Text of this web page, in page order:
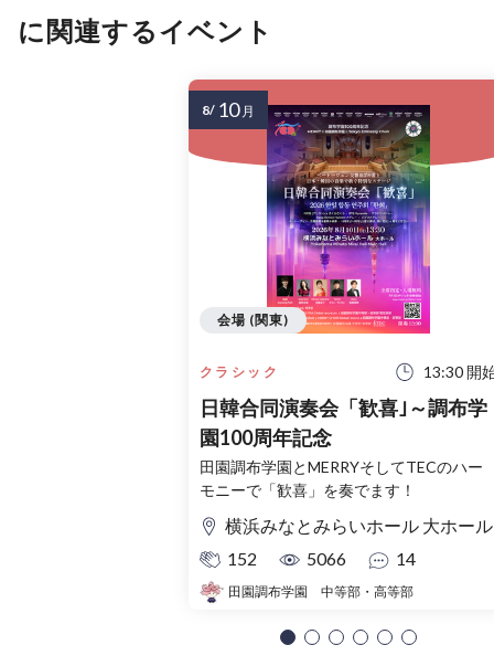
に関連するイベント
クラシック 13:30 開
日韓合同演奏会「歓喜｣～調布学
園100周年記念
田園調布学園とMERRYそしてTECのハー
モニーで「歓喜」を奏でます！
横浜みなとみらいホール 大ホール
152
5066 14
田園調布学園 中等部・高等部
会場 (関東)
8/ 10 月